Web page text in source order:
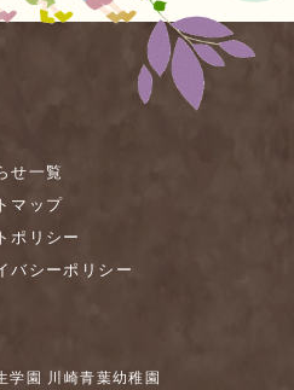
せ一覧
マップ
ポリシー
バシーポリシー
学園 川崎青葉幼稚園